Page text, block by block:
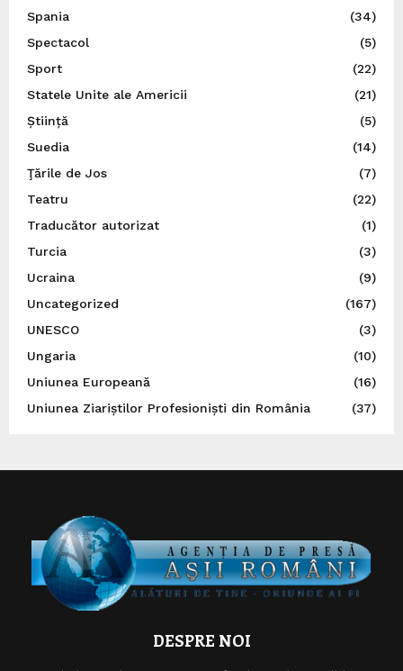
Spania
(34)
Spectacol
(5)
Sport
(22)
Statele Unite ale Americii
(21)
Știință
(5)
Suedia
(14)
Ţările de Jos
(7)
Teatru
(22)
Traducător autorizat
(1)
Turcia
(3)
Ucraina
(9)
Uncategorized
(167)
UNESCO
(3)
Ungaria
(10)
Uniunea Europeană
(16)
Uniunea Ziariștilor Profesioniști din România
(37)
DESPRE NOI